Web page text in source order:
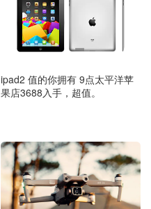
ipad2 值的你拥有 9点太平洋苹
果店3688入手，超值。